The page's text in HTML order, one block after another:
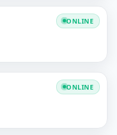
ONLINE
ONLINE